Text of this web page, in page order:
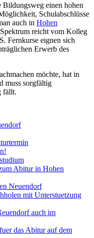
Bildungsweg einen hohen
Schulabschlüsse
auch in Hohen
reicht vom Kolleg
Fernkurse eignen sich
Erwerb des
möchte, hat in
muss sorgfältig
fällt.
Abitur in Hohen
Neuendorf
mit Unterstuetzung
auch im
das Abitur auf dem